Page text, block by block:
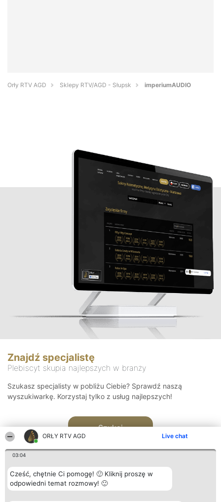
ORŁY RTV AGD Live chat
03:04
Cześć, chętnie Ci pomogę! 🙂 Kliknij proszę w
odpowiedni temat rozmowy! 🙂
Orły RTV AGD Sklepy RTV/AGD - Słupsk imperiumAUDIO
Znajdź specjalistę
Plebiscyt skupia najlepszych w branży
Szukasz specjalisty w pobliżu Ciebie? Sprawdź naszą
wyszukiwarkę. Korzystaj tylko z usług najlepszych!
Szukaj
Organizator plebiscytu Plebiscyt Kontakt